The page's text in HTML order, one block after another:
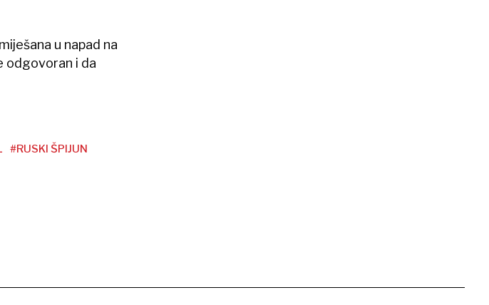
u napad na
odgovoran i da
#RUSKI ŠPIJUN